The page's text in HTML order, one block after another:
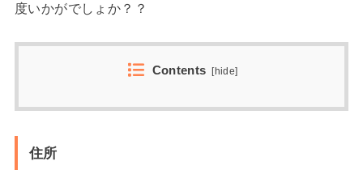
度いかがでしょか？？
Contents [hide]
住所